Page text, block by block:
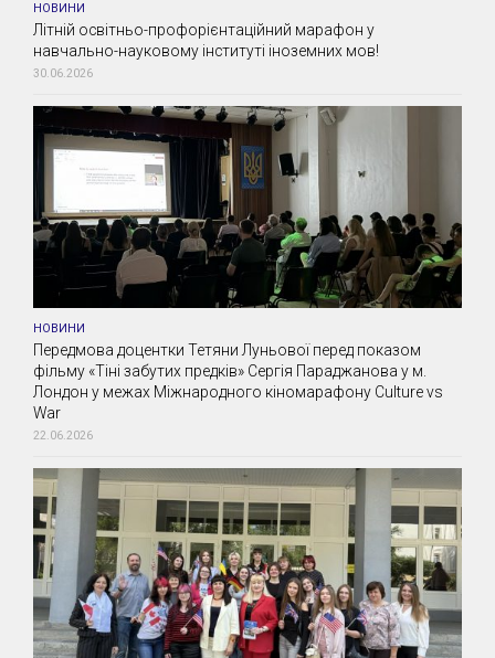
НОВИНИ
Літній освітньо-профорієнтаційний марафон у
навчально-науковому інституті іноземних мов!
30.06.2026
НОВИНИ
Передмова доцентки Тетяни Луньової перед показом
фільму «Тіні забутих предків» Сергія Параджанова у м.
Лондон у межах Міжнародного кіномарафону Culture vs
War
22.06.2026